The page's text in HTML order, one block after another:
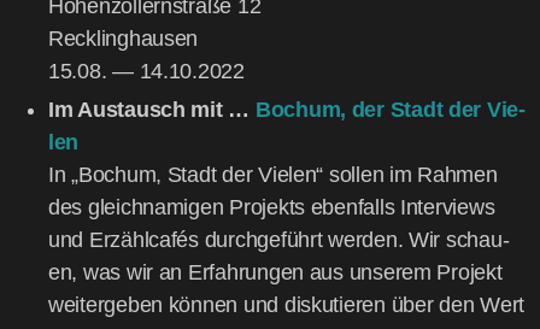
Hohen­zol­lern­stra­ße 12
Reck­ling­hau­sen
15.08. — 14.10.2022
Im Aus­tausch mit … Bochum, der Stadt der Vie­
len
In „Bochum, Stadt der Vie­len“ sol­len im Rah­men
des gleich­na­mi­gen Pro­jekts eben­falls Inter­views
und Erzähl­ca­fés durch­ge­führt wer­den. Wir schau­
en, was wir an Erfah­run­gen aus unse­rem Pro­jekt
wei­ter­ge­ben kön­nen und dis­ku­tie­ren über den Wert